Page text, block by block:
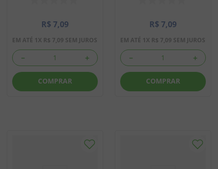
R$ 7,09
EM ATÉ 1X R$ 7,09 SEM JUROS
＋
－
COMPRAR
R$ 7,09
EM ATÉ 1X R$ 7,09 SEM JUROS
＋
－
COMPRAR